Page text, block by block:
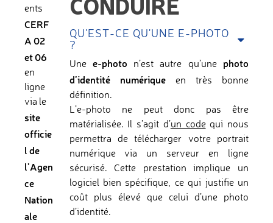
ents
CERF
A 02
et 06
en
ligne
via le
site
officie
l de
l’Agen
ce
Nation
ale
QU'EST-CE QU'UNE E-PHOTO
?
Une e-photo n’est autre qu’une photo
d’identité numériqueen très bonne
définition.
L’e-photo ne peut donc pas être
matérialisée. Il s’agit d’un codequi nous
permettra de télécharger votre portrait
numérique via un serveur en ligne
sécurisé. Cette prestation implique un
logiciel bien spécifique, ce qui justifie un
coût plus élevé que celui d’une photo
d’identité.